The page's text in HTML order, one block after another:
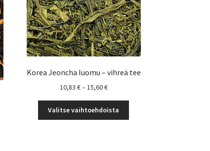
Korea Jeoncha luomu – vihreä tee
10,83 €– 15,60€Hintaluokka:
-
15,60 €
Valitse vaihtoehdoista